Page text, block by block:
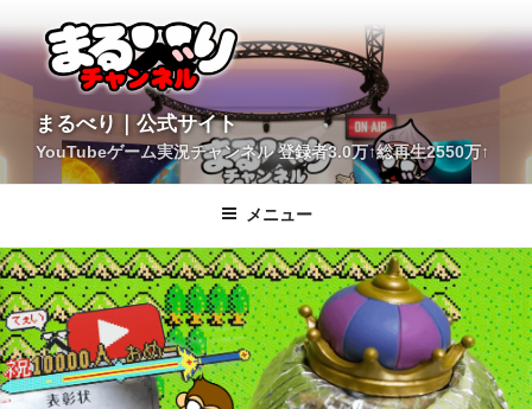
ン
テ
へ
ス
プ
まるべり｜公式サイト
YouTubeゲーム実況チャンネル 登録者3.0万↑総再生2550万↑
メニュー